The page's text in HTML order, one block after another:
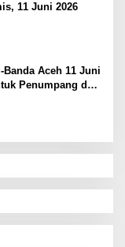
11 Juni 2026
Aceh 11 Juni
Penumpang dan